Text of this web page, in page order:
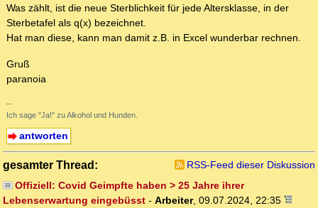
Was zählt, ist die neue Sterblichkeit für jede Altersklasse, in der
Sterbetafel als q(x) bezeichnet.
Hat man diese, kann man damit z.B. in Excel wunderbar rechnen.
Gruß
paranoia
--
Ich sage "Ja!" zu Alkohol und Hunden.
antworten
gesamter Thread:
RSS-Feed dieser Diskussion
Offiziell: Covid Geimpfte haben > 25 Jahre ihrer
Lebenserwartung eingebüsst - Arbeiter, 09.07.2024, 22:35